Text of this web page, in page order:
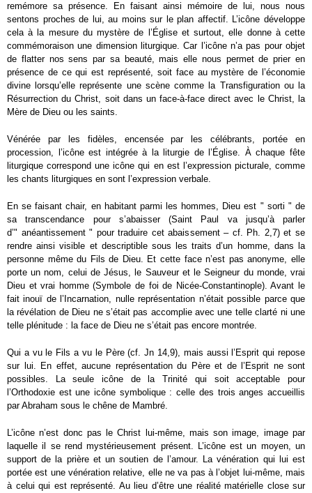
remémore sa présence. En faisant ainsi mémoire de lui, nous nous
sentons proches de lui, au moins sur le plan affectif. L’icône développe
cela à la mesure du mystère de l’Église et surtout, elle donne à cette
commémoraison une dimension liturgique. Car l’icône n’a pas pour objet
de flatter nos sens par sa beauté, mais elle nous permet de prier en
présence de ce qui est représenté, soit face au mystère de l’économie
divine lorsqu’elle représente une scène comme la Transfiguration ou la
Résurrection du Christ, soit dans un face-à-face direct avec le Christ, la
Mère de Dieu ou les saints.
Vénérée par les fidèles, encensée par les célébrants, portée en
procession, l’icône est intégrée à la liturgie de l’Église. À chaque fête
liturgique correspond une icône qui en est l’expression picturale, comme
les chants liturgiques en sont l’expression verbale.
En se faisant chair, en habitant parmi les hommes, Dieu est " sorti " de
sa transcendance pour s’abaisser (Saint Paul va jusqu’à parler
d’" anéantissement " pour traduire cet abaissement – cf. Ph. 2,7) et se
rendre ainsi visible et descriptible sous les traits d’un homme, dans la
personne même du Fils de Dieu. Et cette face n’est pas anonyme, elle
porte un nom, celui de Jésus, le Sauveur et le Seigneur du monde, vrai
Dieu et vrai homme (Symbole de foi de Nicée-Constantinople). Avant le
fait inouï de l’Incarnation, nulle représentation n’était possible parce que
la révélation de Dieu ne s’était pas accomplie avec une telle clarté ni une
telle plénitude : la face de Dieu ne s’était pas encore montrée.
Qui a vu le Fils a vu le Père (cf. Jn 14,9), mais aussi l’Esprit qui repose
sur lui. En effet, aucune représentation du Père et de l’Esprit ne sont
possibles. La seule icône de la Trinité qui soit acceptable pour
l’Orthodoxie est une icône symbolique : celle des trois anges accueillis
par Abraham sous le chêne de Mambré.
L’icône n’est donc pas le Christ lui-même, mais son image, image par
laquelle il se rend mystérieusement présent. L’icône est un moyen, un
support de la prière et un soutien de l’amour. La vénération qui lui est
portée est une vénération relative, elle ne va pas à l’objet lui-même, mais
à celui qui est représenté. Au lieu d’être une réalité matérielle close sur